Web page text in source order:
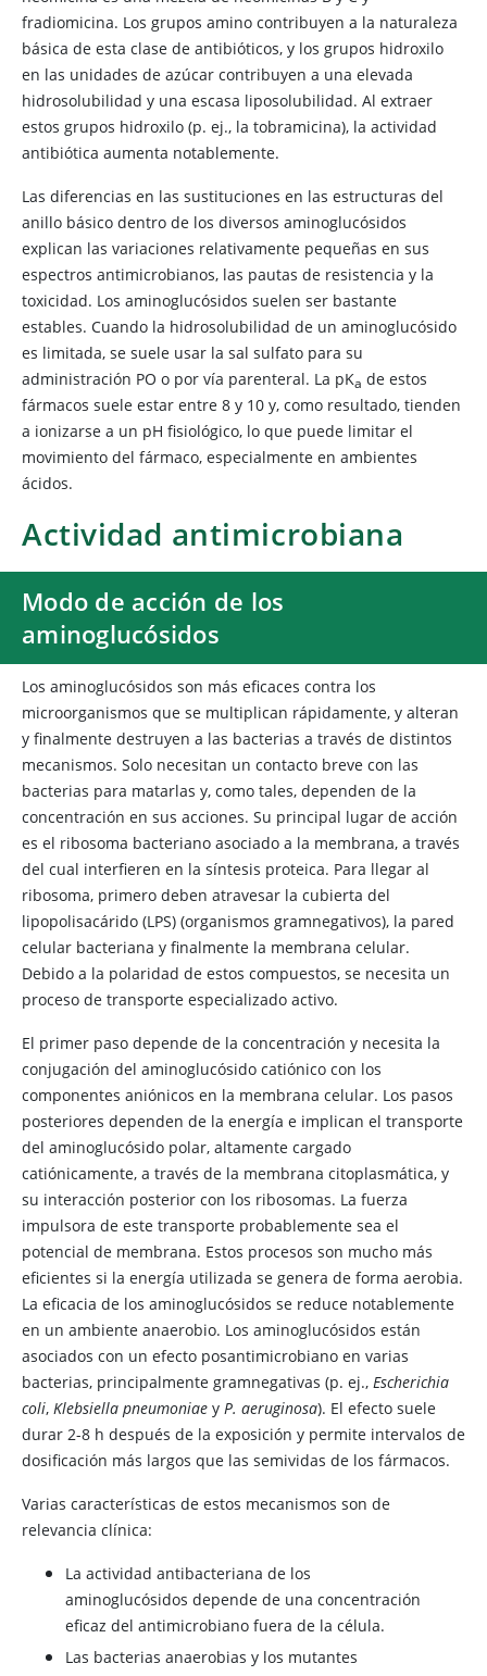
fradiomicina. Los grupos amino contribuyen a la naturaleza
básica de esta clase de antibióticos, y los grupos hidroxilo
en las unidades de azúcar contribuyen a una elevada
hidrosolubilidad y una escasa liposolubilidad. Al extraer
estos grupos hidroxilo (p. ej., la tobramicina), la actividad
antibiótica aumenta notablemente.
Las diferencias en las sustituciones en las estructuras del
anillo básico dentro de los diversos aminoglucósidos
explican las variaciones relativamente pequeñas en sus
espectros antimicrobianos, las pautas de resistencia y la
toxicidad. Los aminoglucósidos suelen ser bastante
estables. Cuando la hidrosolubilidad de un aminoglucósido
es limitada, se suele usar la sal sulfato para su
administración PO o por vía parenteral. La pKa de estos
fármacos suele estar entre 8 y 10 y, como resultado, tienden
a ionizarse a un pH fisiológico, lo que puede limitar el
movimiento del fármaco, especialmente en ambientes
ácidos.
Actividad antimicrobiana
Modo de acción de los
aminoglucósidos
Los aminoglucósidos son más eficaces contra los
microorganismos que se multiplican rápidamente, y alteran
y finalmente destruyen a las bacterias a través de distintos
mecanismos. Solo necesitan un contacto breve con las
bacterias para matarlas y, como tales, dependen de la
concentración en sus acciones. Su principal lugar de acción
es el ribosoma bacteriano asociado a la membrana, a través
del cual interfieren en la síntesis proteica. Para llegar al
ribosoma, primero deben atravesar la cubierta del
lipopolisacárido (LPS) (organismos gramnegativos), la pared
celular bacteriana y finalmente la membrana celular.
Debido a la polaridad de estos compuestos, se necesita un
proceso de transporte especializado activo.
El primer paso depende de la concentración y necesita la
conjugación del aminoglucósido catiónico con los
componentes aniónicos en la membrana celular. Los pasos
posteriores dependen de la energía e implican el transporte
del aminoglucósido polar, altamente cargado
catiónicamente, a través de la membrana citoplasmática, y
su interacción posterior con los ribosomas. La fuerza
impulsora de este transporte probablemente sea el
potencial de membrana. Estos procesos son mucho más
eficientes si la energía utilizada se genera de forma aerobia.
La eficacia de los aminoglucósidos se reduce notablemente
en un ambiente anaerobio. Los aminoglucósidos están
asociados con un efecto posantimicrobiano en varias
bacterias, principalmente gramnegativas (p. ej., Escherichia
coli, Klebsiella pneumoniae y P. aeruginosa). El efecto suele
durar 2-8 h después de la exposición y permite intervalos de
dosificación más largos que las semividas de los fármacos.
Varias características de estos mecanismos son de
relevancia clínica:
La actividad antibacteriana de los
aminoglucósidos depende de una concentración
eficaz del antimicrobiano fuera de la célula.
Las bacterias anaerobias y los mutantes